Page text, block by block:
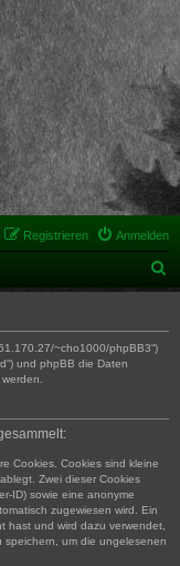
Anmelden
Registrieren
u
~cho1000/phpBB3“)
und phpBB die Daten
Cookies. Cookies sind kleine
Zwei dieser Cookies
ID) sowie eine anonyme
zugewiesen wird. Ein
hast und wird dazu verwendet,
um die ungelesenen